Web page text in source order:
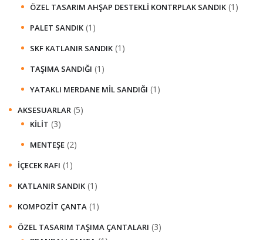
ÖZEL TASARIM AHŞAP DESTEKLI KONTRPLAK SANDIK (1)
PALET SANDIK (1)
SKF KATLANIR SANDIK (1)
TAŞIMA SANDIĞI (1)
YATAKLI MERDANE MIL SANDIĞI (1)
AKSESUARLAR (5)
KILIT (3)
MENTEŞE (2)
İÇECEK RAFI (1)
KATLANIR SANDIK (1)
KOMPOZIT ÇANTA (1)
ÖZEL TASARIM TAŞIMA ÇANTALARI (3)